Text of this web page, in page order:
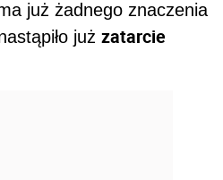
już żadnego znaczenia
już zatarcie